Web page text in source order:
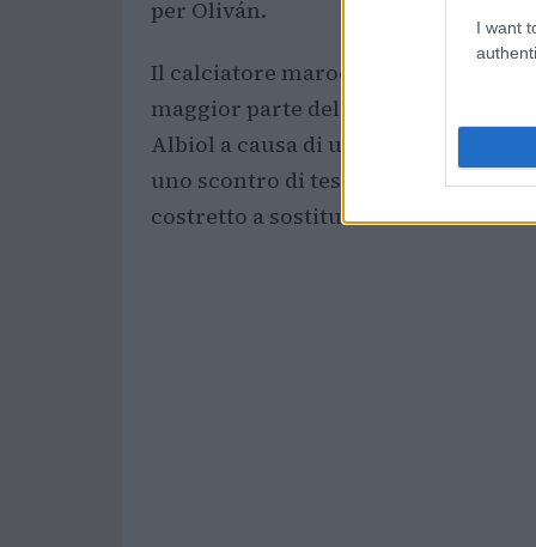
I want
per Oliván.
Il calciatore marocchino, cresciuto
maggior parte del pericolo per il
Albiol a causa di un infortunio. Il
uno scontro di teste con Alejo Veliz,
costretto a sostituirlo.